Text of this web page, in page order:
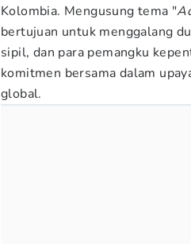
Kolombia. Mengusung tema "
bertujuan untuk menggalang
sipil, dan para pemangku
komitmen bersama dalam
global.